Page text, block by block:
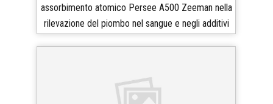
assorbimento atomico Persee A500 Zeeman nella
rilevazione del piombo nel sangue e negli additivi